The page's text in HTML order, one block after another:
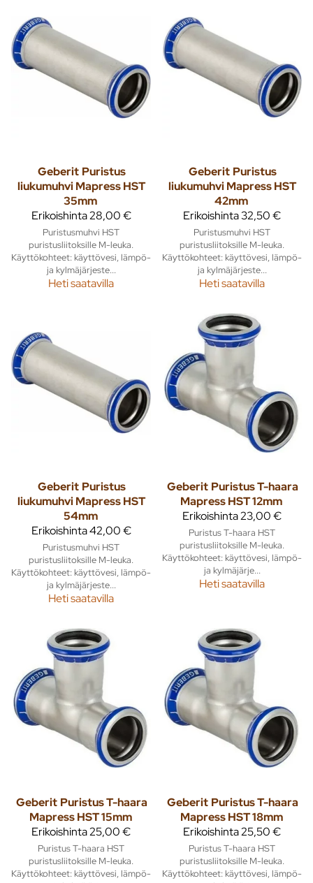
Geberit Puristus
liukumuhvi Mapress HST
35mm
Erikoishinta28,00 €
Puristusmuhvi HST
puristusliitoksille M-leuka.
Käyttökohteet: käyttövesi, lämpö-
ja kylmäjärjeste...
Heti saatavilla
Geberit Puristus
liukumuhvi Mapress HST
42mm
Erikoishinta32,50 €
Puristusmuhvi HST
puristusliitoksille M-leuka.
Käyttökohteet: käyttövesi, lämpö-
ja kylmäjärjeste...
Heti saatavilla
Geberit Puristus
liukumuhvi Mapress HST
54mm
Erikoishinta42,00 €
Puristusmuhvi HST
puristusliitoksille M-leuka.
Käyttökohteet: käyttövesi, lämpö-
ja kylmäjärjeste...
Heti saatavilla
Geberit Puristus T-haara
Mapress HST 12mm
Erikoishinta23,00 €
Puristus T-haara HST
puristusliitoksille M-leuka.
Käyttökohteet: käyttövesi, lämpö-
ja kylmäjärje...
Heti saatavilla
Geberit Puristus T-haara
Mapress HST 15mm
Erikoishinta25,00 €
Puristus T-haara HST
puristusliitoksille M-leuka.
Käyttökohteet: käyttövesi, lämpö-
Geberit Puristus T-haara
Mapress HST 18mm
Erikoishinta25,50 €
Puristus T-haara HST
puristusliitoksille M-leuka.
Käyttökohteet: käyttövesi, lämpö-